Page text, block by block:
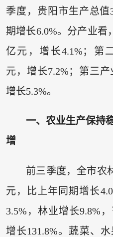
季度，贵阳市生产总值
期增长6.0%。分产业看
亿元，增长4.1%；第
元，增长7.2%；第三产
增长5.3%。
一、农业生产保持
增
前三季度，全市农
元，比上年同期增长
3.5%，林业增长9.8%
增长131.8%。蔬菜、